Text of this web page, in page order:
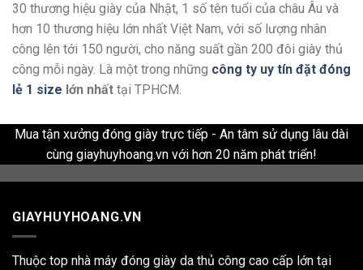
30 thương hiệu giày của Nhật, 1 số tên tuổi của châu Âu và
hơn 10 thương hiệu lớn nhất Việt Nam, với số lượng nhân
công lên tới 150 người, cho năng suất gần 200 đôi giày thủ
công mỗi ngày. Là một trong những công ty uy tín đặt đóng
lẻ 1 size lớn nhất tại TPHCM.
Mua tận xưởng đóng giày trực tiếp - An tâm sử dụng lâu dài
cùng giayhuyhoang.vn với hơn 20 năm phát triển!
GIAYHUYHOANG.VN
Thuộc top nhà máy đóng giày da thủ công cao cấp lớn tại